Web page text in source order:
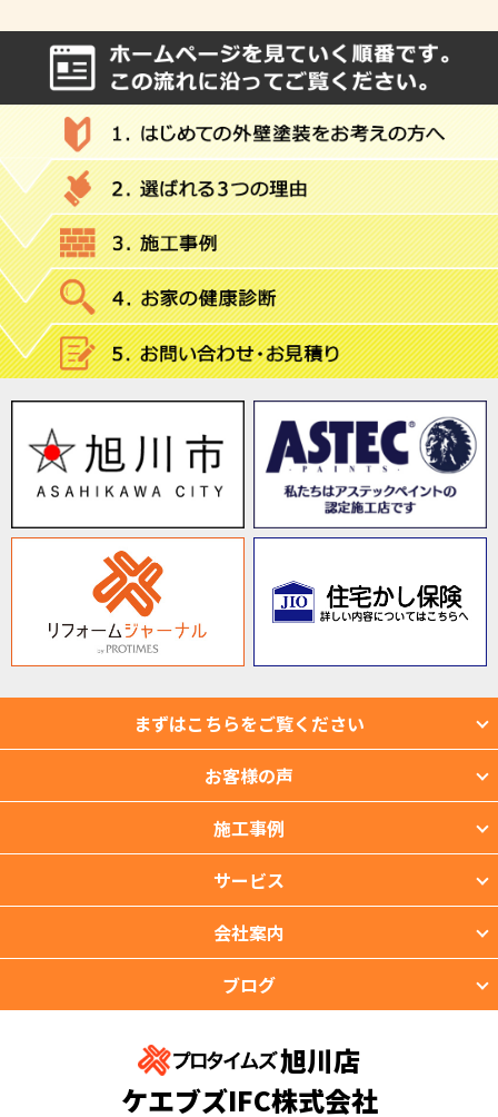
まずはこちらをご覧ください
お客様の声
施工事例
サービス
会社案内
ブログ
旭川店
ケエブズIFC株式会社